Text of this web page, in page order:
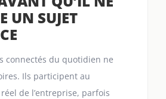
UN SUJET
connectés du quotidien ne
Ils participent au
de l’entreprise, parfois